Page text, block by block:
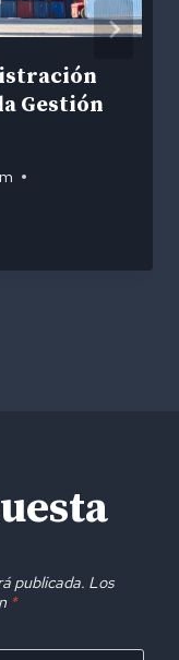
Gestión
publicada. Los
*